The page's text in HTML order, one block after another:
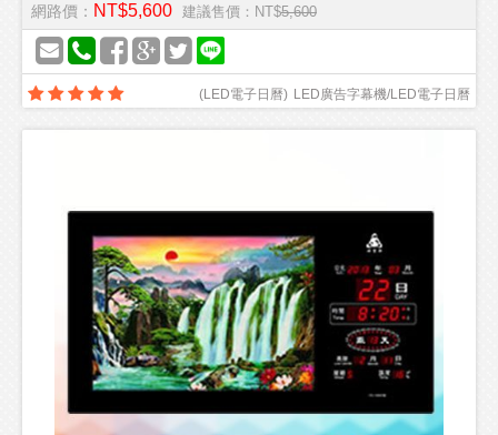
網路價： NT$5,600 建議售價：NT$5,600
LED廣告字幕機/LED電子日曆
(LED電子日曆)